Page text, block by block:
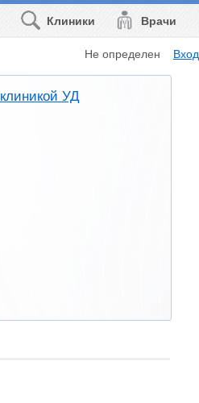
Врачи
Клиники
Не определен Вход
УД